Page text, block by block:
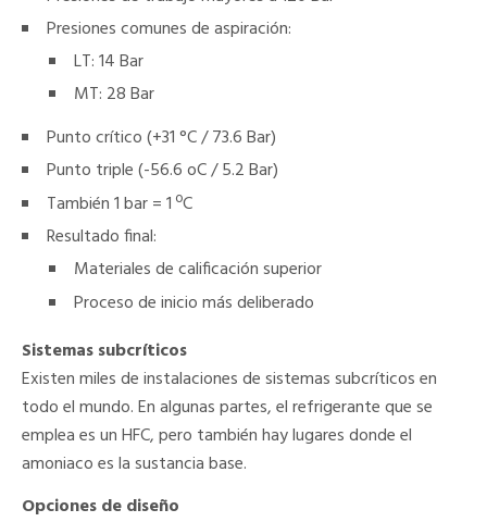
Presiones comunes de aspiración:
LT: 14 Bar
MT: 28 Bar
Punto crítico (+31 °C / 73.6 Bar)
Punto triple (-56.6 oC / 5.2 Bar)
También 1 bar = 1 ºC
Resultado final:
Materiales de calificación superior
Proceso de inicio más deliberado
Sistemas subcríticos
Existen miles de instalaciones de sistemas subcríticos en
todo el mundo. En algunas partes, el refrigerante que se
emplea es un HFC, pero también hay lugares donde el
amoniaco es la sustancia base.
Opciones de diseño